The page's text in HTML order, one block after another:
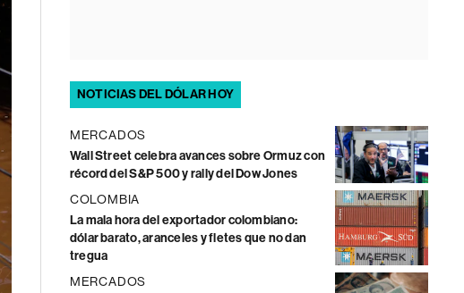
NOTICIAS DEL DÓLAR HOY
MERCADOS
Wall Street celebra avances sobre Ormuz con
récord del S&P 500 y rally del Dow Jones
COLOMBIA
La mala hora del exportador colombiano:
dólar barato, aranceles y fletes que no dan
tregua
MERCADOS